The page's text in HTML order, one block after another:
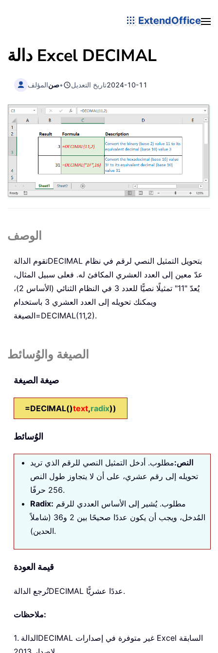
ExtendOffice
دالة Excel DECIMAL
المؤلفصن• تاريخ التعديل2024-10-11
الوصف
تقوم الدالةDECIMAL
عدّ معين إلى العدد العشري المكافئ له. فعلى سبيل المثال،
يُعدّ "11" تمثيلًا نصيًّا للعدد 3 في النظام الثنائي (الأساس 2)،
ويمكنك تحويله إلى العدد العشري 3 باستخدام
الصيغة=DECIMAL(11,2).
الصيغة والوُسائط
صيغة الصيغة
=DECIMAL()text,radix))
الوُسائط
النص:مطلوب. أدخل التمثيل النصي للرقم الذي تريد
تحويله إلى رقم عشري، على أن لا يتجاوز طول النص
256 حرفًا.
Radix:
المُدخل، ويجب أن يكون عددًا صحيحًا بين 2 و36 (شاملاً
الحدين).
قيمة العودة
تُرجع الدالةDECIMAL عددًا عشريًّا.
ملاحظات:
1. الدالةDECIMAL